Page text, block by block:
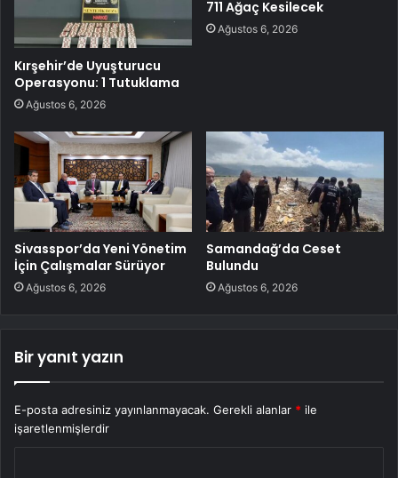
Kırşehir’de Uyuşturucu
Operasyonu: 1 Tutuklama
Ağustos 6, 2026
711 Ağaç Kesilecek
Ağustos 6, 2026
Sivasspor’da Yeni Yönetim
İçin Çalışmalar Sürüyor
Ağustos 6, 2026
Samandağ’da Ceset
Bulundu
Ağustos 6, 2026
Bir yanıt yazın
E-posta adresiniz yayınlanmayacak. Gerekli alanlar * ile
işaretlenmişlerdir